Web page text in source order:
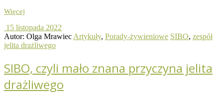
Więcej
15 listopada 2022
Autor: Olga Mrawiec Artykuły, Porady-żywieniowe SIBO, zespół
jelita drażliwego
SIBO, czyli mało znana przyczyna jelita
drażliwego